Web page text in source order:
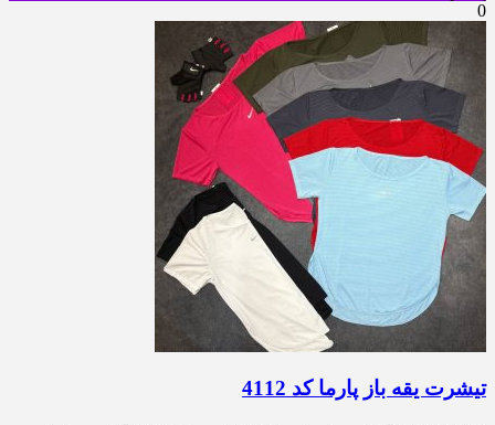
0
تیشرت یقه باز پارما کد 4112